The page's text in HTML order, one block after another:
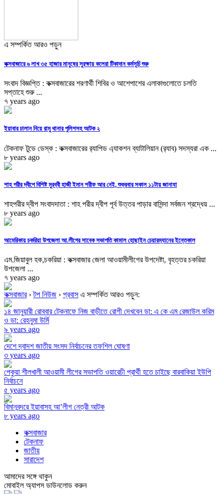
এ সম্পর্কিত আরও পড়ুন
কক্সবাজারে ৬ লাখ ৩৫ হাজার মানুষের সুরক্ষায় কলেরা টিকাদান কর্মসূচি শুরু
সংবাদ বিজ্ঞপ্তি : কক্সবাজারের শরণার্থী শিবির ও আশেপাশের এলাকাগুলোতে চলতি
সপ্তাহে শুরু ...
৭ years ago
ইয়াবার চালান নিয়ে রামু থানার পুলিশসহ আটক ২
টেকনাফ টুডে ডেস্ক : কক্সবাজারের র‌্যাপিড এ্যাকশন ব্যাটালিয়ান (র‌্যাব) সদস্যরা এক ...
৮ years ago
শাহ পরীর দ্বীপে বিশিষ্ট মুরব্বী হাজী ইমান শরীফ আর নেই, শুক্রবার সকাল ১১টায় জানাযা
শাহপরীর দ্বীপ সংবাদদাতা : শাহ পরীর দ্বীপ পূর্ব উত্তর পাড়ার বাসিন্দা সর্বজন শ্রদ্ধেয় ...
৮ years ago
আমেরিকায় চকরিয়া উপজেলা আ.লীগের সাবেক সভাপতি কামাল হোছাইন চেয়ারম্যানের ইন্তেকাল
এম.জিয়াবুল হক,চকরিয়া : কক্সবাজার জেলা আওয়ামীলীগের উপদেষ্টা, বৃহত্তর চকরিয়া
উপজেলা ...
৭ years ago
কক্সবাজার›টপ নিউজ › প্রবাসএ সম্পর্কিত আরও পড়ুন:
১৪ জানুয়ারী রোববার টেকনাফে নিজ বাড়ীতে রোগী দেখবেন ডা: এ কে এম রেজাউল করিম
ও ডা: রেহনুমা উর্মি
৯ years ago
দেশে দ্বাদশ জাতীয় সংসদ নির্বাচনের তফশিল ঘোষণা
৩ years ago
পেকুয়া শীলখালী আওয়ামী লীগের সভাপতি ওয়ারেচী প্রার্থী হতে চাইছে বারবাকিয়া ইউপি
নির্বাচনে
৫ years ago
বিমানবন্দরে ইয়াবাসহ আ’লীগ নেত্রী আটক
৮ years ago
কক্সবাজার
টেকনাফ
জাতীয়
সারাদেশ
আমাদের সঙ্গে থাকুন
মোবাইল অ্যাপস ডাউনলোড করুন